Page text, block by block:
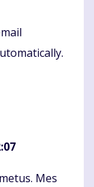
Mes